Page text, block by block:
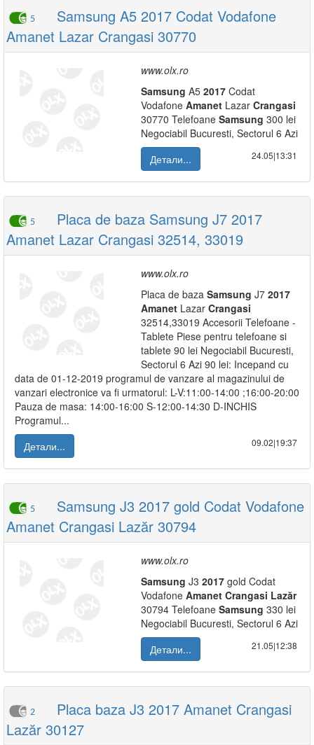
5
Samsung A5 2017 Codat Vodafone
Amanet Lazar Crangasi 30770
www.olx.ro
Samsung A5 2017 Codat
Vodafone Amanet Lazar Crangasi
30770 Telefoane Samsung 300 lei
Negociabil Bucuresti, Sectorul 6 Azi
Детали...
24.05|13:31
5
Placa de baza Samsung J7 2017
Amanet Lazar Crangasi 32514, 33019
www.olx.ro
Placa de baza Samsung J7 2017
Amanet Lazar Crangasi
32514,33019 Accesorii Telefoane -
Tablete Piese pentru telefoane si
tablete 90 lei Negociabil Bucuresti,
Sectorul 6 Azi 90 lei: Incepand cu
data de 01-12-2019 programul de vanzare al magazinului de
vanzari electronice va fi urmatorul: L-V:11:00-14:00 ;16:00-20:00
Pauza de masa: 14:00-16:00 S-12:00-14:30 D-INCHIS
Programul...
Детали...
09.02|19:37
5
Samsung J3 2017 gold Codat Vodafone
Amanet Crangasi Lazăr 30794
www.olx.ro
Samsung J3 2017 gold Codat
Vodafone Amanet Crangasi Lazăr
30794 Telefoane Samsung 330 lei
Negociabil Bucuresti, Sectorul 6 Azi
Детали...
21.05|12:38
2
Placa baza J3 2017 Amanet Crangasi
Lazăr 30127